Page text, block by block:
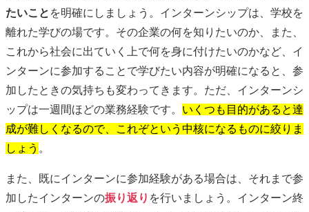
たいこと を明確にしましょう。インターンシップは、学校を
離れた学びの場です。その企業の何を知りたいのか、また、
これから社会に出ていく上で何を身に付けたいのかなど、イ
ンターンに参加することで学びたい内容が明確になると、参
加したときの気持ちも変わってきます。ただ、インターンシ
ップは一週間ほどの業務経験です。 いくつも目的があると達
成が難しくなるので、これぞという中核になるものに絞りま
しょう 。
また、既にインターンに参加経験がある場合は、それまで参
加したインターンの振り返り を行いましょう。インターン終